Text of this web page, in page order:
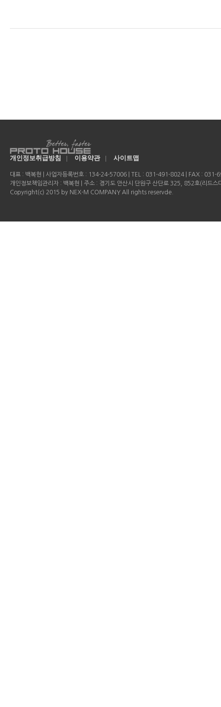
개인정보취급방침 | 이용약관 | 사이트맵
대표 : 백복현 | 사업자등록번호 : 134-24-57006 | TEL : 031-491-8024 | FAX :
개인정보책임관리자 : 백복현 | 주소 : 경기도 안산시 단원구 산단로 325, 852호(리드스
Copyright(c) 2015 by NEX-M COMPANY All rights reservde.